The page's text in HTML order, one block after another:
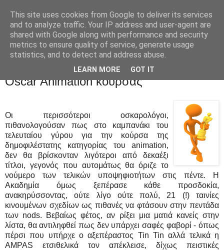
Movies Ltd
3/11/12
News - 21 (!) ταινίες στο καμπανάκι της
Oscar Animation κούρσας
Οι περισσότεροι οσκαρολόγοι,
πιθανολογούσαν πως στο καμπανάκι του
τελευταίου γύρου για την κούρσα της
δημοφιλέστατης κατηγορίας του animation,
δεν θα βρίσκονταν λιγότεροι από δεκαέξι
τίτλοι, γεγονός που αυτομάτως θα όριζε το
νούμερο των τελικών υποψηφιοτήτων στις πέντε. Η
Ακαδημία όμως ξεπέρασε κάθε προσδοκία,
ανακηρύσσοντας, ούτε λίγο ούτε πολύ, 21 (!) ταινίες
κινουμένων σχεδίων ως πιθανές να φτάσουν στην πεντάδα
των nods. Βεβαίως φέτος, αν ρίξει μια ματιά κανείς στην
λίστα, θα αντιληφθεί πως δεν υπάρχει σαφές φαβορί - όπως
πέρσι που υπήρχε ο αξεπέραστος Tin Tin αλλά τελικά η
AMPAS ετσιθελικά τον απέκλεισε, δίχως πειστικές
This site uses cookies from Google to deliver its services
and to analyze traffic. Your IP address and user-agent are
shared with Google along with performance and security
metrics to ensure quality of service, generate usage
statistics, and to detect and address abuse.
LEARN MORE GOT IT